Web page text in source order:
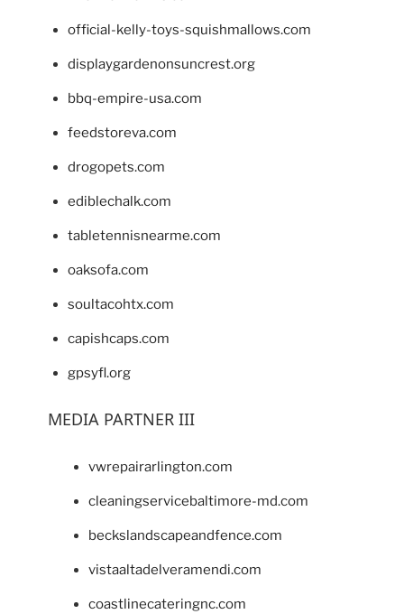
official-kelly-toys-squishmallows.com
displaygardenonsuncrest.org
bbq-empire-usa.com
feedstoreva.com
drogopets.com
ediblechalk.com
tabletennisnearme.com
oaksofa.com
soultacohtx.com
capishcaps.com
gpsyfl.org
MEDIA PARTNER III
vwrepairarlington.com
cleaningservicebaltimore-md.com
beckslandscapeandfence.com
vistaaltadelveramendi.com
coastlinecateringnc.com